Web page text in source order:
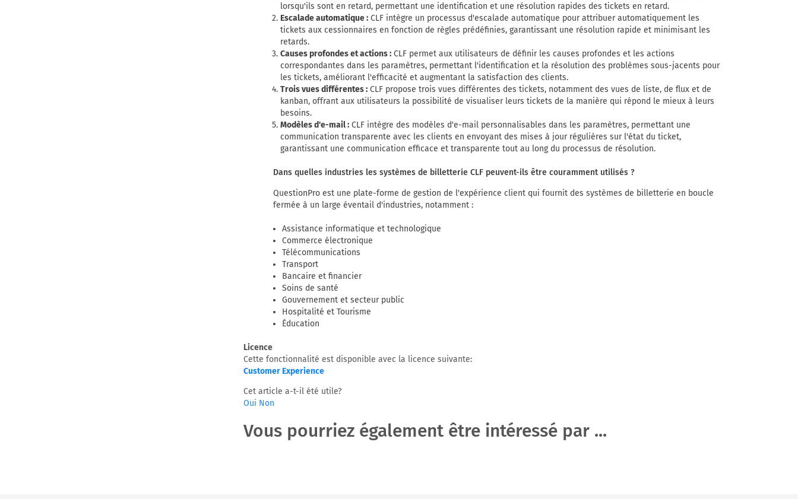
lorsqu'ils sont en retard, permettant une identification et une résolution rapides des tickets en retard.
Escalade automatique : CLF intègre un processus d'escalade automatique pour attribuer automatiquement les
tickets aux cessionnaires en fonction de règles prédéfinies, garantissant une résolution rapide et minimisant les
retards.
Causes profondes et actions : CLF permet aux utilisateurs de définir les causes profondes et les actions
correspondantes dans les paramètres, permettant l'identification et la résolution des problèmes sous-jacents pour
les tickets, améliorant l'efficacité et augmentant la satisfaction des clients.
Trois vues différentes : CLF propose trois vues différentes des tickets, notamment des vues de liste, de flux et de
kanban, offrant aux utilisateurs la possibilité de visualiser leurs tickets de la manière qui répond le mieux à leurs
besoins.
Modèles d'e-mail : CLF intègre des modèles d'e-mail personnalisables dans les paramètres, permettant une
communication transparente avec les clients en envoyant des mises à jour régulières sur l'état du ticket,
garantissant une communication efficace et transparente tout au long du processus de résolution.
Dans quelles industries les systèmes de billetterie CLF peuvent-ils être couramment utilisés ?
QuestionPro est une plate-forme de gestion de l'expérience client qui fournit des systèmes de billetterie en boucle
fermée à un large éventail d'industries, notamment :
Assistance informatique et technologique
Commerce électronique
Télécommunications
Transport
Bancaire et financier
Soins de santé
Gouvernement et secteur public
Hospitalité et Tourisme
Éducation
Licence
Cette fonctionnalité est disponible avec la licence suivante:
Customer Experience
Cet article a-t-il été utile?
Oui Non
Vous pourriez également être intéressé par ...